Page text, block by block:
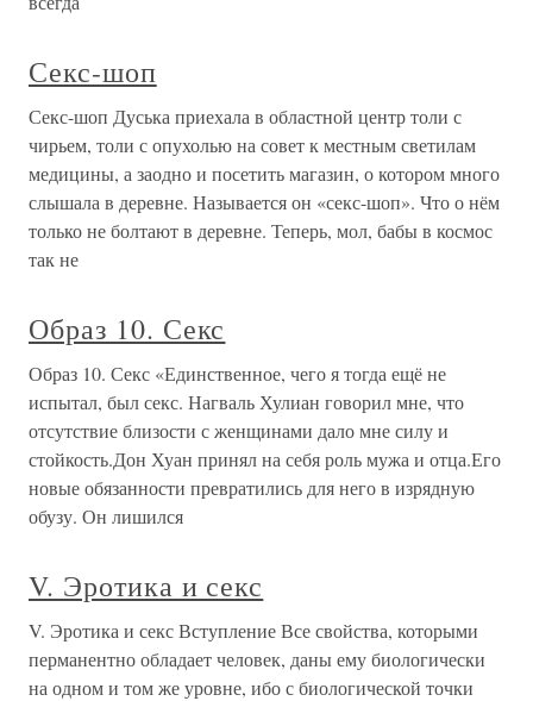
Секс-шоп
Секс-шоп Дуська приехала в областной центр толи с
чирьем, толи с опухолью на совет к местным светилам
медицины, а заодно и посетить магазин, о котором много
слышала в деревне. Называется он «секс-шоп». Что о нём
только не болтают в деревне. Теперь, мол, бабы в космос
так не
Образ 10. Секс
Образ 10. Секс «Единственное, чего я тогда ещё не
испытал, был секс. Нагваль Хулиан говорил мне, что
отсутствие близости с женщинами дало мне силу и
стойкость.Дон Хуан принял на себя роль мужа и отца.Его
новые обязанности превратились для него в изрядную
обузу. Он лишился
V. Эротика и секс
V. Эротика и секс Вступление Все свойства, которыми
перманентно обладает человек, даны ему биологически
на одном и том же уровне, ибо с биологической точки